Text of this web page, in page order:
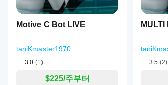
📌 최소 자본 요구사항
적절한 운영을 위해:
권장 최소 자본
500€ – 1,000€ 최소 거래량 및 중간
제공
된
최적
파일
사용
보이
나
요?
개
인
Motive C Bot LIVE
taniKmaster1970
3.0 (1)
$225/주부터
3.5 (2)